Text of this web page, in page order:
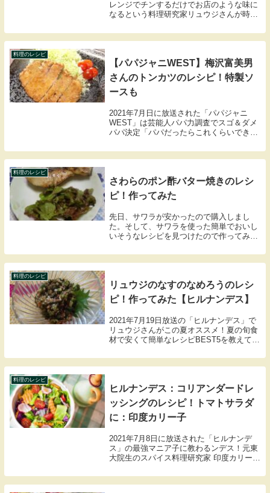
レンジでチンするだけでお店のような味に
なるという料理研究家リュウジさんが時
レシピを教えてくれました。ここでは油揚
げで作る低糖質ハムチーズロールのレシピ
料理のレシピ
【パパジャニWEST】梅沢富美男
さんのトンカツのレシピ！特製ソ
ースも
2021年7月日に放送された「パパジャニ
WEST」は芸能人パパ力調査でスゴ＆ダメ
パパ決定「パパだったらこれくらいできて
男さん、和泉元彌さん、トレエンの斎藤司
さん、あばれる君、ジャニーズWESTの重
料理のレシピ
さわらのポン酢バター焼きのレシ
ピ！作ってみた
先日、サワラが安かったので購入しまし
た。そして、サワラを使った簡単でおいし
いそうなレシピを見つけたので作ってみま
します。
料理のレシピ
リュウジのなすのなめろうのレシ
ピ！作ってみた【ヒルナンデス】
2021年7月19日放送の「ヒルナンデス」で
リュウジさんがこの夏オススメ！夏の旬食
材で安くて簡単なレシピBEST5を教えてく
ピを作ってみました。なすのなめろうのレ
シピと作った感想を紹介します。
料理のレシピ
ヒルナンデス：コリアンダードレ
ッシングのレシピ！トマトサラダ
に：印度カリー子
2021年7月8日に放送された「ヒルナンデ
ス」の最強マニア子に教わるンデス！元東
大院生のスパイス料理研究家 印度カリー子
イスを“かけるだけ”の超簡単レシピを教え
てくれました。 こちらではコリアンダード